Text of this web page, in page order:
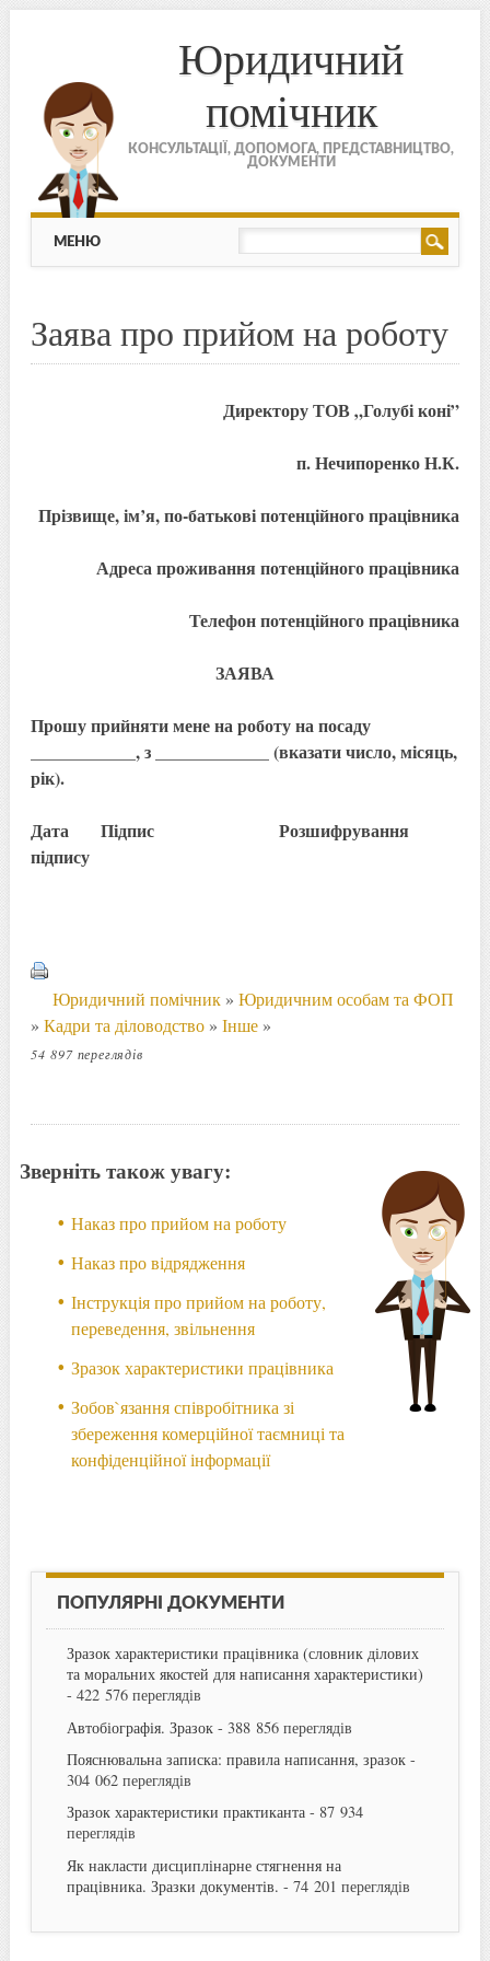
Юридичний
помічник
КОНСУЛЬТАЦІЇ, ДОПОМОГА, ПРЕДСТАВНИЦТВО,
ДОКУМЕНТИ
МЕНЮ
Skip to content
МЕНЮ
Заява про прийом на роботу
Директору ТОВ „Голубі коні”
п. Нечипоренко Н.К.
Прізвище, ім’я, по-батькові потенційного працівника
Адреса проживання потенційного працівника
Телефон потенційного працівника
ЗАЯВА
Прошу прийняти мене на роботу на посаду
____________, з _____________ (вказати число, місяць,
рік).
Дата Підпис Розшифрування
підпису
Юридичний помічник» Юридичним особам та ФОП
» Кадри та діловодство» Інше»
54 897 переглядів
Зверніть також увагу:
Наказ про прийом на роботу
Наказ про відрядження
Інструкція про прийом на роботу,
переведення, звільнення
Зразок характеристики працівника
Зобов`язання співробітника зі
збереження комерційної таємниці та
конфіденційної інформації
ПОПУЛЯРНІ ДОКУМЕНТИ
Зразок характеристики працівника (словник ділових
та моральних якостей для написання характеристики)
- 422 576 переглядів
Автобіографія. Зразок- 388 856 переглядів
Пояснювальна записка: правила написання, зразок-
304 062 переглядів
Зразок характеристики практиканта- 87 934
переглядів
Як накласти дисциплінарне стягнення на
працівника. Зразки документів. - 74 201 переглядів